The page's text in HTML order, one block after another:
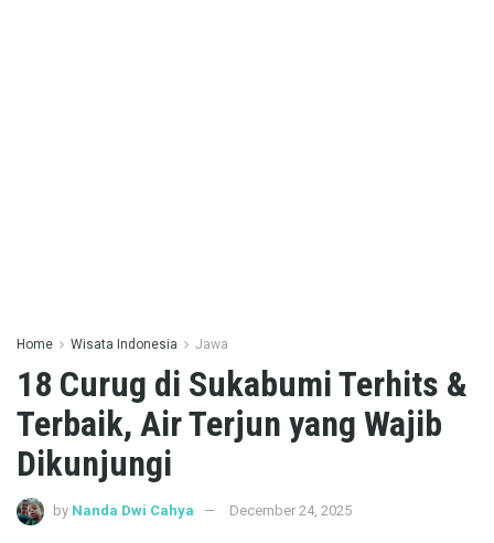
Home Wisata Indonesia Jawa
18 Curug di Sukabumi Terhits &
Terbaik, Air Terjun yang Wajib
Dikunjungi
by Nanda Dwi Cahya December 24, 2025